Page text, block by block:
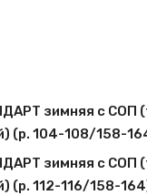
зимняя с СОП
(р. 104-108/158-
зимняя с СОП
(р. 112-116/158-